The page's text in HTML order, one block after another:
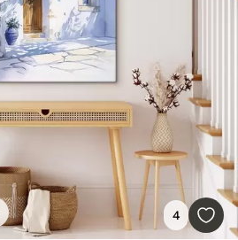
4